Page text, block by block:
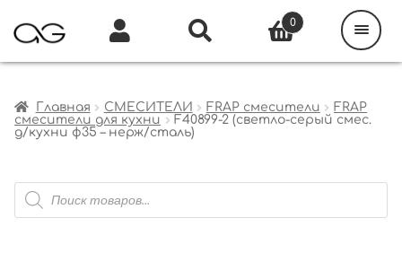
Главная СМЕСИТЕЛИ FRAP смесители
FRAP
смесители для кухни
F40899-2 (светло-серый смес.
д/кухни ф35 – нерж/сталь)
Поиск
товаров
0